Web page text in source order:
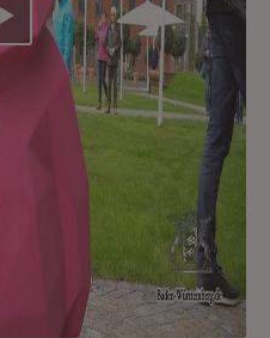
Video abspielen